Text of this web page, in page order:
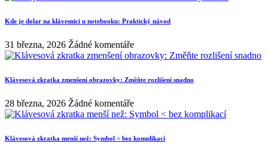
Kde je dolar na klávesnici u notebooku: Praktický návod
31 března, 2026 Žádné komentáře
Klávesová zkratka zmenšení obrazovky: Změňte rozlišení snadno
28 března, 2026 Žádné komentáře
Klávesová zkratka menší než: Symbol < bez komplikací